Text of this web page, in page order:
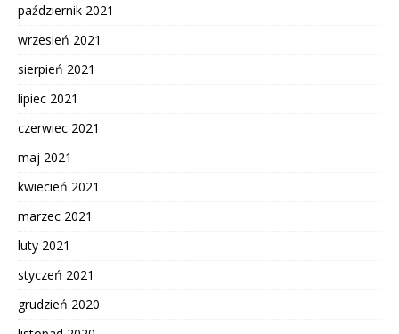
październik 2021
wrzesień 2021
sierpień 2021
lipiec 2021
czerwiec 2021
maj 2021
kwiecień 2021
marzec 2021
luty 2021
styczeń 2021
grudzień 2020